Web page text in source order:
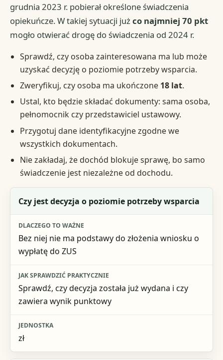
grudnia 2023 r. pobierał określone świadczenia
opiekuńcze. W takiej sytuacji jużco najmniej 70 pkt
mogło otwierać drogę do świadczenia od 2024 r.
Sprawdź, czy osoba zainteresowana ma lub może
uzyskać decyzję o poziomie potrzeby wsparcia.
Zweryfikuj, czy osoba ma ukończone 18 lat.
Ustal, kto będzie składać dokumenty: sama osoba,
pełnomocnik czy przedstawiciel ustawowy.
Przygotuj dane identyfikacyjne zgodne we
wszystkich dokumentach.
Nie zakładaj, że dochód blokuje sprawę, bo samo
świadczenie jest niezależne od dochodu.
Co trzeba ustalić
Dlaczego to ważne
Jak sprawdzić praktycznie
Czy jest decyzja o poziomie potrzeby wsparcia
Bez niej nie ma podstawy do złożenia wniosku o
wypłatę do ZUS
Sprawdź, czy decyzja została już wydana i czy
zawiera wynik punktowy
zł